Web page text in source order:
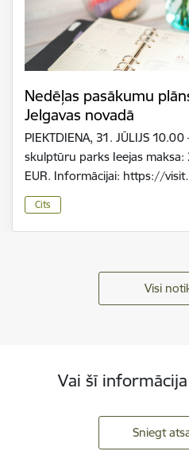
Nedēļas pasākumu
Jelgavas novadā
PIEKTDIENA, 31. JŪLIJS
skulptūru parks Ieejas maksa:
EUR. Informācijai: https://
Cits
Visi
Vai šī
Sniegt